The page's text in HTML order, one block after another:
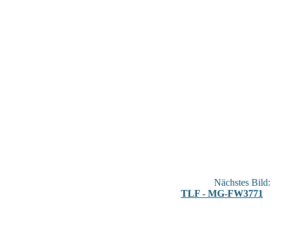
Nächstes Bild:
TLF - MG-FW3771